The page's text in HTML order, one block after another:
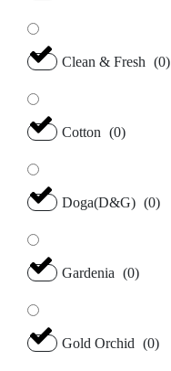
Clean & Fresh (0)
Cotton (0)
Doga(D&G) (0)
Gardenia (0)
Gold Orchid (0)